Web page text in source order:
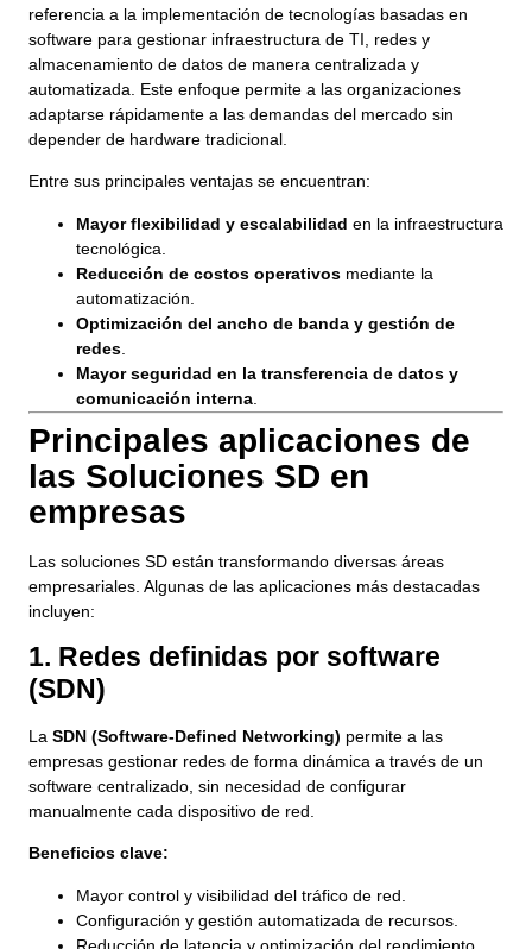
referencia a la implementación de tecnologías basadas en
software para gestionar infraestructura de TI, redes y
almacenamiento de datos de manera centralizada y
automatizada. Este enfoque permite a las organizaciones
adaptarse rápidamente a las demandas del mercado sin
depender de hardware tradicional.
Entre sus principales ventajas se encuentran:
Mayor flexibilidad y escalabilidad en la infraestructura
tecnológica.
Reducción de costos operativos mediante la
automatización.
Optimización del ancho de banda y gestión de
redes
Mayor seguridad en la transferencia de datos y
comunicación interna
Principales aplicaciones de
las Soluciones SD en
empresas
Las soluciones SD están transformando diversas áreas
empresariales. Algunas de las aplicaciones más destacadas
incluyen:
1. Redes definidas por software
(SDN)
La SDN (Software-Defined Networking) permite a las
empresas gestionar redes de forma dinámica a través de un
software centralizado, sin necesidad de configurar
manualmente cada dispositivo de red.
Beneficios clave:
Mayor control y visibilidad del tráfico de red.
Configuración y gestión automatizada de recursos.